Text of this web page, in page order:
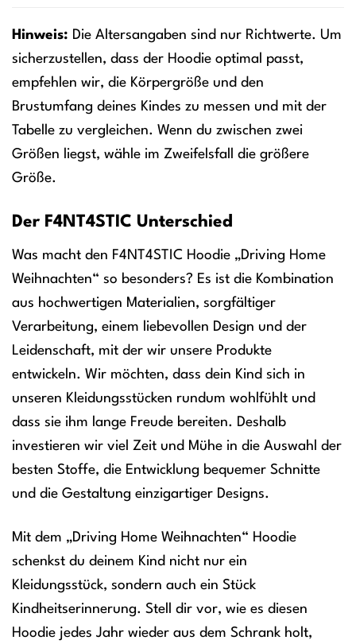
Hinweis: Die Altersangaben sind nur Richtwerte. Um
sicherzustellen, dass der Hoodie optimal passt,
empfehlen wir, die Körpergröße und den
Brustumfang deines Kindes zu messen und mit der
Tabelle zu vergleichen. Wenn du zwischen zwei
Größen liegst, wähle im Zweifelsfall die größere
Größe.
Der F4NT4STIC Unterschied
Was macht den F4NT4STIC Hoodie „Driving Home
Weihnachten“ so besonders? Es ist die Kombination
aus hochwertigen Materialien, sorgfältiger
Verarbeitung, einem liebevollen Design und der
Leidenschaft, mit der wir unsere Produkte
entwickeln. Wir möchten, dass dein Kind sich in
unseren Kleidungsstücken rundum wohlfühlt und
dass sie ihm lange Freude bereiten. Deshalb
investieren wir viel Zeit und Mühe in die Auswahl der
besten Stoffe, die Entwicklung bequemer Schnitte
und die Gestaltung einzigartiger Designs.
Mit dem „Driving Home Weihnachten“ Hoodie
schenkst du deinem Kind nicht nur ein
Kleidungsstück, sondern auch ein Stück
Kindheitserinnerung. Stell dir vor, wie es diesen
Hoodie jedes Jahr wieder aus dem Schrank holt,